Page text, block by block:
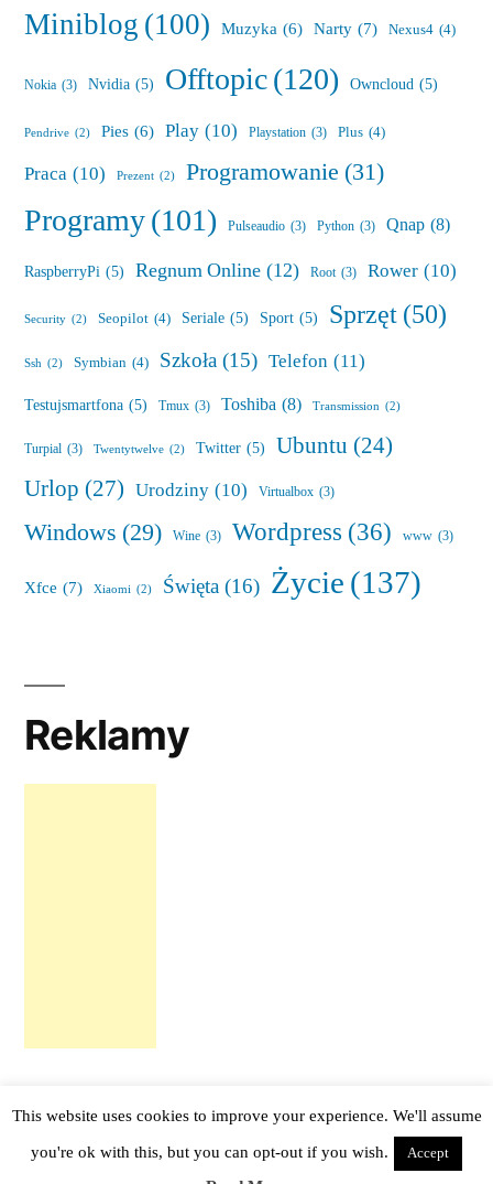
Miniblog (100) Muzyka (6) Narty (7) Nexus4 (4)
Nokia (3) Nvidia (5) Offtopic(120) Owncloud (5)
Pendrive (2) Pies (6) Play (10) Playstation (3) Plus (4)
Praca (10) Prezent (2) Programowanie (31)
Programy(101) Pulseaudio (3) Python (3) Qnap (8)
RaspberryPi (5) Regnum Online (12) Root (3) Rower (10)
Security (2) Seopilot (4) Seriale (5) Sport (5) Sprzęt(50)
Ssh (2) Symbian (4) Szkoła (15) Telefon (11)
Testujsmartfona (5) Tmux (3) Toshiba (8) Transmission (2)
Turpial (3) Twentytwelve (2) Twitter (5) Ubuntu (24)
Urlop (27) Urodziny (10) Virtualbox (3)
Windows (29) Wine (3) Wordpress (36) www (3)
Xfce (7) Xiaomi (2) Święta (16) Życie(137)
Reklamy
tail -f notes,Proudly powered by WordPress.
This website uses cookies to improve your experience. We'll assume
you're ok with this, but you can opt-out if you wish.
Accept